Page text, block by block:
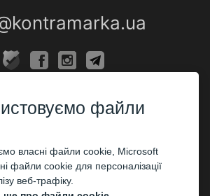
Каси
ПАРТНЕРАМ
Організаторам
Корпоративним клієнтам
файли
власні файли cookie, Microsoft
файли cookie для персоналізації
веб-трафіку.